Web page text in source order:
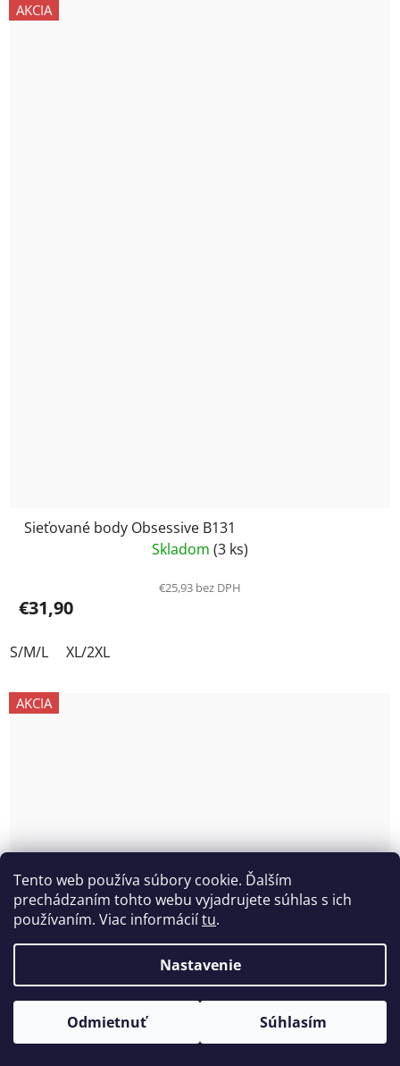
Tento web používa súbory cookie. Ďalším
prechádzaním tohto webu vyjadrujete súhlas s ich
používaním. Viac informáciítu.
Nastavenie
Odmietnuť Súhlasím
AKCIA
Sieťované body Obsessive B131
Skladom (3 ks)
€25,93 bez DPH
€31,90
S/M/L XL/2XL
AKCIA